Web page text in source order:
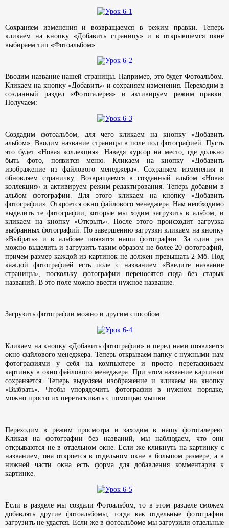
Сохраняем изменения и возвращаемся в режим правки. Теперь
кликаем на кнопку «Добавить страницу» и в открывшемся окне
выбираем тип «Фотоальбом»:
Вводим название нашей страницы. Например, это будет Фотоальбом.
Кликаем на кнопку «Добавить» и сохраняем изменения. Переходим в
созданный раздел «Фотогалерея» и активируем режим правки.
Получаем:
Создадим фотоальбом, для чего кликаем на кнопку «Добавить
альбом». Вводим название страницы в поле под фотографией. Пусть
это будет «Новая коллекция». Наведя курсор на место, где должно
быть фото, появится меню. Кликаем на кнопку «Добавить
изображение из файлового менеджера». Сохраняем изменения и
обновляем страничку. Возвращаемся в созданный альбом «Новая
коллекция» и активируем режим редактирования. Теперь добавим в
альбом фотографии. Для этого кликаем на кнопку «Добавить
фотографии». Откроется окно файлового менеджера. Нам необходимо
выделить те фотографии, которые мы ходим загрузить в альбом, и
кликаем на кнопку «Открыть». После этого происходит загрузка
выбранных фотографий. По завершению загрузки кликаем на кнопку
«Выбрать» и в альбоме появятся наши фотографии. За один раз
можно выделить и загрузить таким образом не более 20 фотографий,
причем размер каждой из картинок не должен превышать 2 Мб. Под
каждой фотографией есть поле с названием «Введите название
страницы», поскольку фотографии переносятся сюда без старых
названий. В это поле можно ввести нужное название.
Загрузить фотографии можно и другим способом:
Кликаем на кнопку «Добавить фотографии» и перед нами появляется
окно файлового менеджера. Теперь открываем папку с нужными нам
фотографиями у себя на компьютере и просто перетаскиваем
картинку в окно файлового менеджера. При этом название картинки
сохраняется. Теперь выделяем изображение и кликаем на кнопку
«Выбрать». Чтобы упорядочить фотографии в нужном порядке,
можно просто их перетаскивать с помощью мышки.
Переходим в режим просмотра и заходим в нашу фотогалерею.
Кликая на фотографии без названий, мы наблюдаем, что они
открываются не в отдельном окне. Если же кликнуть на картинку с
названием, она откроется в отдельном окне в большом размере, а в
нижней части окна есть форма для добавления комментария к
картинке.
Если в разделе мы создали Фотоальбом, то в этом разделе сможем
добавлять другие фотоальбомы, тогда как отдельные фотографии
загрузить не удастся. Если же в фотоальбоме мы загрузили отдельные